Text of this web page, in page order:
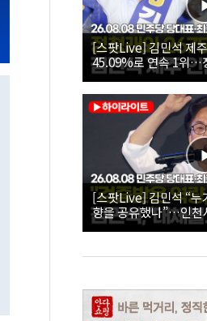
[스팟Live] 김민석 제
45.09%로 연속 1위…
26.08.08 더불어민주당
보 인천 합동연설회
[스팟Live] 김민석 “누
향을 공유했나”…인천
26.08.08 더불어민주당